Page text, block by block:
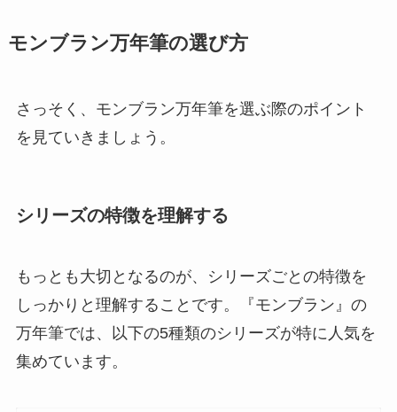
モンブラン万年筆の選び方
さっそく、モンブラン万年筆を選ぶ際のポイント
を見ていきましょう。
シリーズの特徴を理解する
もっとも大切となるのが、
シリーズごとの特徴を
しっかりと理解すること です。『モンブラン』の
万年筆では、以下の5種類のシリーズが特に人気を
集めています。